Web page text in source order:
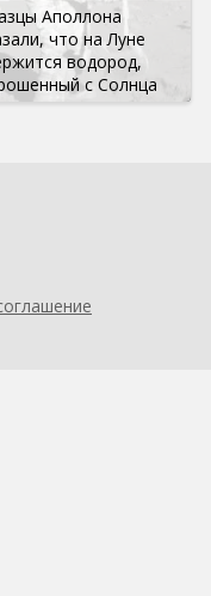
Аполлона
что на Луне
водород,
с Солнца